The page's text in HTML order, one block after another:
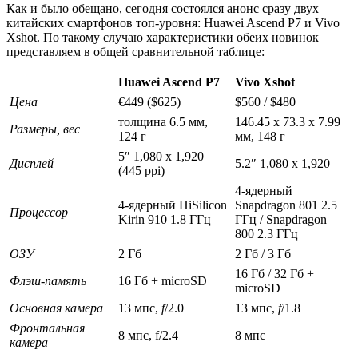
Как и было обещано, сегодня состоялся анонс сразу двух
китайских смартфонов топ-уровня: Huawei Ascend P7 и Vivo
Xshot. По такому случаю характеристики обеих новинок
представляем в общей сравнительной таблице:
Huawei Ascend P7
Vivo Xshot
Цена
€449 ($625)
$560 / $480
Размеры, вес
толщина 6.5 мм,
124 г
146.45 x 73.3 x 7.99
мм, 148 г
Дисплей
5″ 1,080 x 1,920
(445 ppi)
5.2″ 1,080 x 1,920
Процессор
4-ядерный HiSilicon
Kirin 910 1.8 ГГц
4-ядерный
Snapdragon 801 2.5
ГГц / Snapdragon
800 2.3 ГГц
ОЗУ
2 Гб
2 Гб / 3 Гб
Флэш-память
16 Гб + microSD
16 Гб / 32 Гб +
microSD
Основная камера
13 мпс, f/2.0 13 мпс, f/1.8
Фронтальная
камера
8 мпс, f/2.4 8 мпс